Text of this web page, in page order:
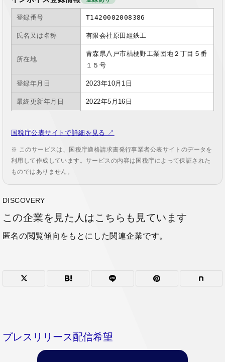
登録番号 T1420002008386
氏名又は名称 有限会社原田組鉄工
所在地
青森県八戸市桔梗野工業団地２丁目５番
１５号
登録年月日 2023年10月1日
最終更新年月日 2022年5月16日
国税庁公表サイトで詳細を見る ↗
※ このサービスは、国税庁適格請求書発行事業者公表サイトのデータを
利用して作成しています。サービスの内容は国税庁によって保証された
ものではありません。
DISCOVERY
この企業を見た人はこちらも見ています
匿名の閲覧傾向をもとにした関連企業です。
プレスリリース配信希望